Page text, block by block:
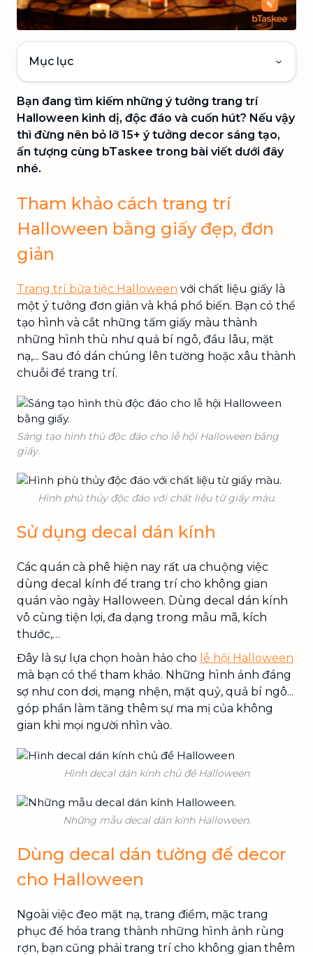
Mục lục
Bạn đang tìm kiếm những ý tưởng trang trí
Halloween kinh dị, độc đáo và cuốn hút? Nếu vậy
thì đừng nên bỏ lỡ 15+ ý tưởng decor sáng tạo,
ấn tượng cùng bTaskee trong bài viết dưới đây
nhé.
Tham khảo cách trang trí
Halloween bằng giấy đẹp, đơn
giản
Trang trí bữa tiệc Halloween với chất liệu giấy là
một ý tưởng đơn giản và khá phổ biến. Bạn có thể
tạo hình và cắt những tấm giấy màu thành
những hình thù như quả bí ngô, đầu lâu, mặt
nạ,... Sau đó dán chúng lên tường hoặc xâu thành
chuỗi để trang trí.
Sáng tạo hình thù độc đáo cho lễ hội Halloween bằng
giấy.
Hình phù thủy độc đáo với chất liệu từ giấy màu.
Sử dụng decal dán kính
Các quán cà phê hiện nay rất ưa chuộng việc
dùng decal kính để trang trí cho không gian
quán vào ngày Halloween. Dùng decal dán kính
vô cùng tiện lợi, đa dạng trong mẫu mã, kích
thước,…
Đây là sự lựa chọn hoàn hảo cho lễ hội Halloween
mà bạn có thể tham khảo. Những hình ảnh đáng
sợ như con dơi, mạng nhện, mặt quỷ, quả bí ngô...
góp phần làm tăng thêm sự ma mị của không
gian khi mọi người nhìn vào.
Hình decal dán kính chủ đề Halloween
Những mẫu decal dán kính Halloween.
Dùng decal dán tường để decor
cho Halloween
Ngoài việc đeo mặt nạ, trang điểm, mặc trang
phục để hóa trang thành những hình ảnh rùng
rợn, bạn cũng phải trang trí cho không gian thêm